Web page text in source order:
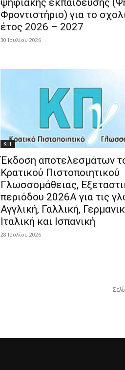
ψηφιακής εκπαίδευσης
Φροντιστήριο) για το
έτος 2026 – 2027
30 Ιουλίου 2026
ΚΠΓ
Έκδοση αποτελεσμάτων
Κρατικού Πιστοποιητικού
Γλωσσομάθειας,
περιόδου 2026Α για τις
Αγγλική, Γαλλική,
Ιταλική και Ισπανική
28 Ιουλίου 2026